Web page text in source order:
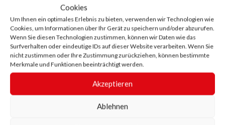
Cookies
Um Ihnen ein optimales Erlebnis zu bieten, verwenden wir Technologien wie
Cookies, um Informationen über Ihr Gerät zu speichern und/oder abzurufen.
Wenn Sie diesen Technologien zustimmen, können wir Daten wie das
Surfverhalten oder eindeutige IDs auf dieser Website verarbeiten. Wenn Sie
nicht zustimmen oder Ihre Zustimmung zurückziehen, können bestimmte
Merkmale und Funktionen beeinträchtigt werden.
Akzeptieren
Ablehnen
Alle offenen Stellen in Europa
Wir suchen fortwährend neue Talente, um unsere
Teams zu verstärken. Wenn Sie sich für eine